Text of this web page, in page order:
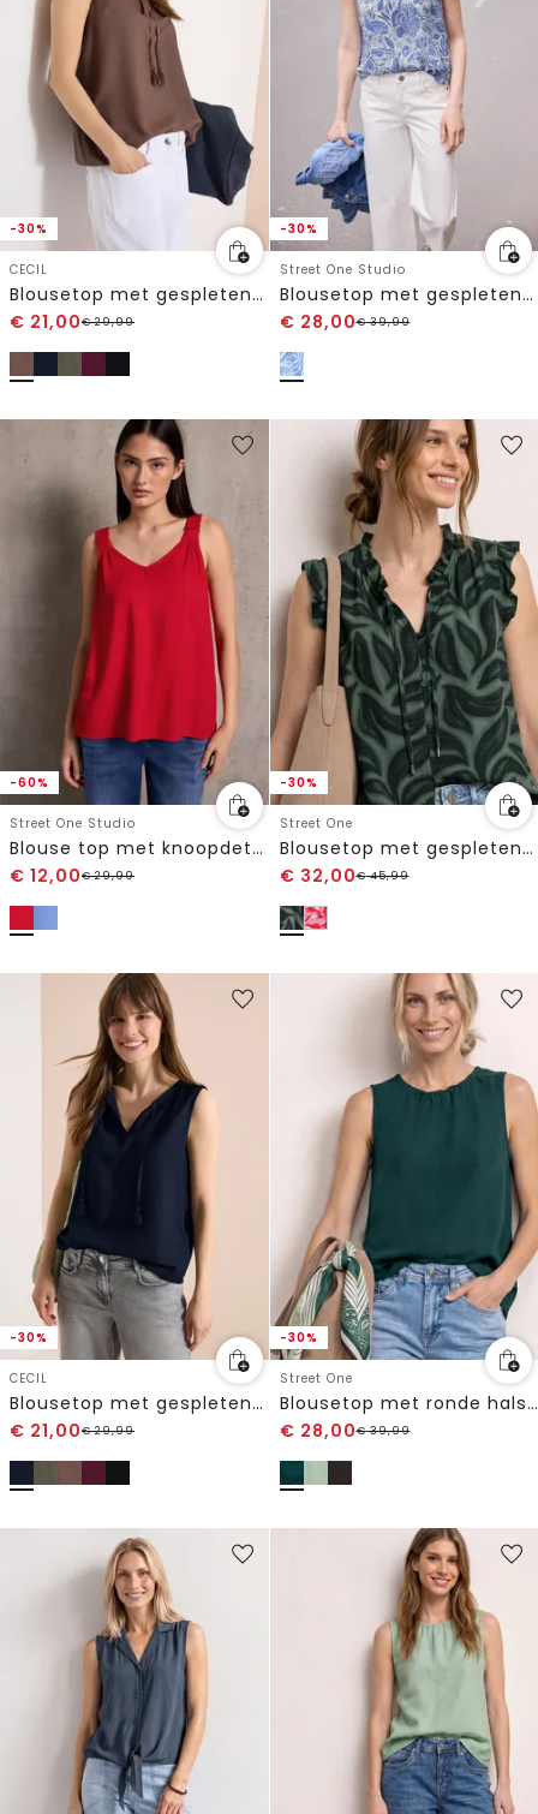
-30%
CECIL
Blousetop met gespleten hals en linten
€ 21,00€29,99
-30%
Street One Studio
Blousetop met gespleten hals en volants
€ 28,00€39,99
-60%
Street One Studio
Blouse top met knoopdetail
€ 12,00€29,99
-30%
Street One
Blousetop met gespleten hals en ruches
€ 32,00€45,99
-30%
CECIL
Blousetop met gespleten hals en linten
€ 21,00€29,99
-30%
Street One
Blousetop met ronde hals in linnenmix
€ 28,00€39,99